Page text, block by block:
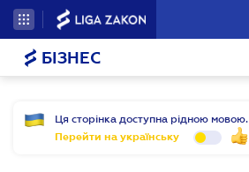
БІЗНЕС
Ця сторінка доступна рідною мовою.
Перейти на українську